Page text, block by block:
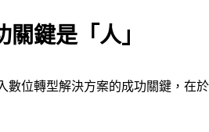
鍵是「人」
數位轉型解決方案的成功關鍵，在於